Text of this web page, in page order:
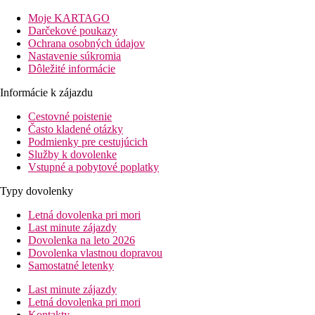
pláže: 100 m prístup po schodoch
letisko: 20 km Malta
centrá: 6 km
nákupných možností: 0 mv mieste
klimatizácia
TV
telefón
Wi-Fi (zdarma)
minibar (za poplatok)
set na prípravu čaju a kávy
balkón alebo terasa
Ostatné typy izieb
Štandardná izba typu Superior s výhľadom na more -
Suite - spálňa a oddelená obývacia časť s kuchyňou, 2
Informácie o hoteli
Moje KARTAGO
Darčekové poukazy
Ochrana osobných údajov
Nastavenie súkromia
Dôležité informácie
Informácie k zájazdu
Cestovné poistenie
Často kladené otázky
Podmienky pre cestujúcich
Služby k dovolenke
Vstupné a pobytové poplatky
Typy dovolenky
Letná dovolenka pri mori
Last minute zájazdy
Dovolenka na leto 2026
Dovolenka vlastnou dopravou
Samostatné letenky
Last minute zájazdy
Letná dovolenka pri mori